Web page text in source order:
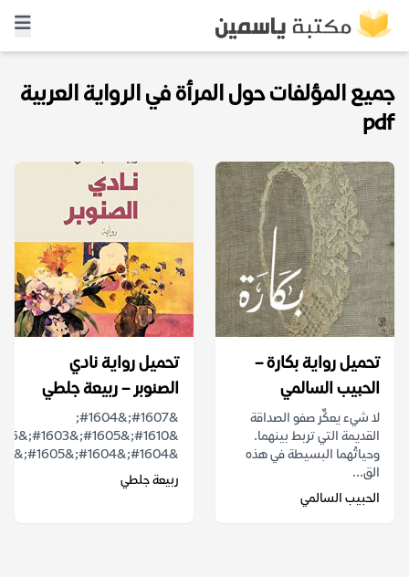
جميع المؤلفات حول المرأة في الرواية العربية
pdf
تحميل رواية بكارة –
الحبيب السالمي
لا شيء يعكِّر صفو الصداقة
القديمة التي تربط بينهما.
وحياتُهما البسيطة في هذه
الق...
الحبيب السالمي
تحميل رواية نادي
الصنوبر – ربيعة جلطي
&#1607;&#1604;
&#1604;&#1604;&#1605;&#1603;&#1575;&...
ربيعة جلطي